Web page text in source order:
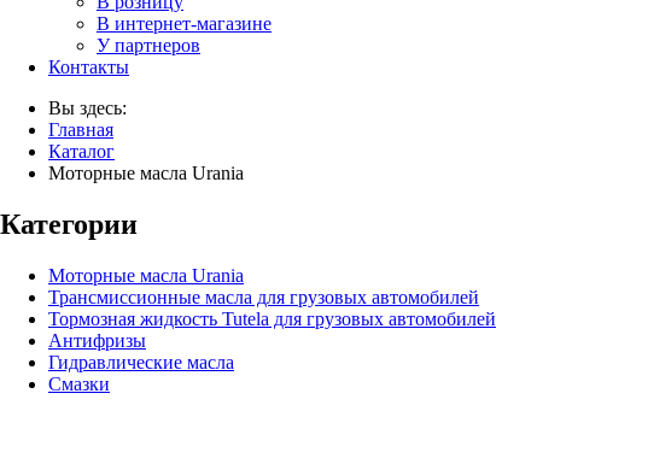
В интернет-магазине
У партнеров
Контакты
Вы здесь:
Главная
Каталог
Моторные масла Urania
Категории
Моторные масла Urania
Трансмиссионные масла для грузовых автомобилей
Тормозная жидкость Tutela для грузовых автомобилей
Антифризы
Гидравлические масла
Смазки